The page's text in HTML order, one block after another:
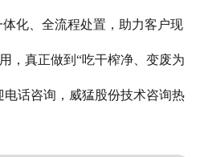
化、全流程处置，助力客户现
，真正做到“吃干榨净、变废为
话咨询，威猛股份技术咨询热